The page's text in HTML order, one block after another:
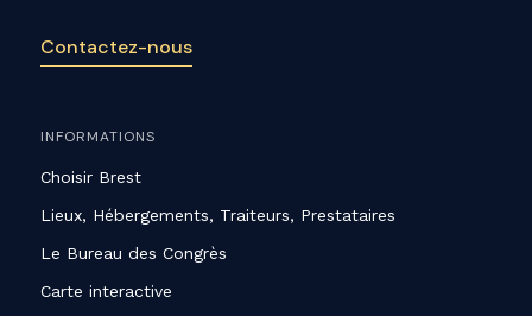
Contactez-nous
INFORMATIONS
Choisir Brest
Lieux, Hébergements, Traiteurs, Prestataires
Le Bureau des Congrès
Carte interactive